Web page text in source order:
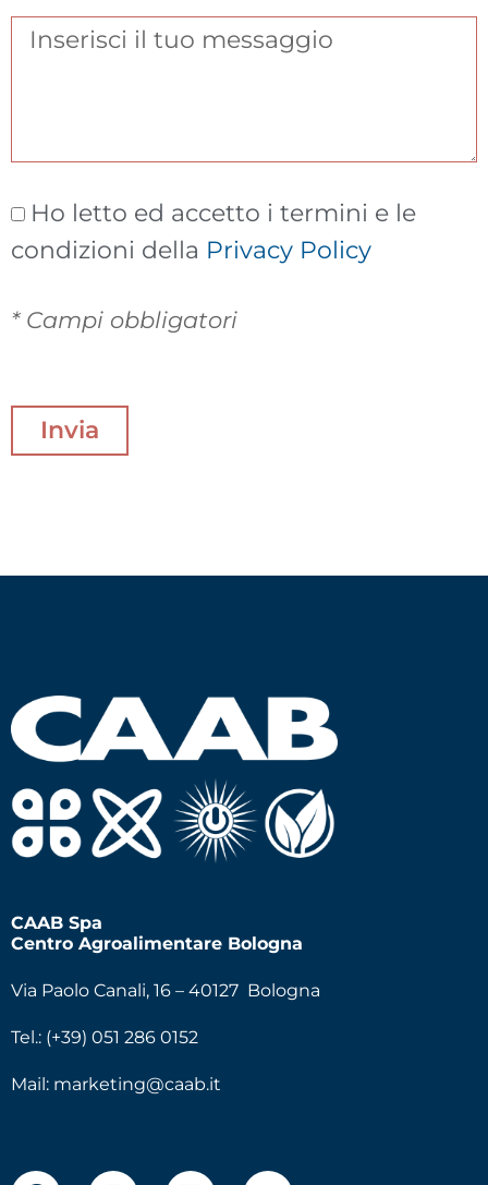
Ho letto ed accetto i termini e le
condizioni della Privacy Policy
* Campi obbligatori
Invia
CAAB Spa
Centro Agroalimentare Bologna
Via Paolo Canali, 16 – 40127 Bologna
Tel.: (+39) 051 286 0152
Mail: marketing@caab.it